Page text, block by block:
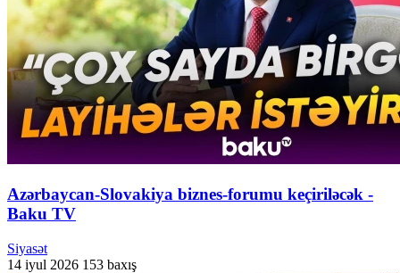
Azərbaycan-Slovakiya biznes-forumu keçiriləcək -
Baku TV
Siyasət
14 iyul 2026 153 baxış